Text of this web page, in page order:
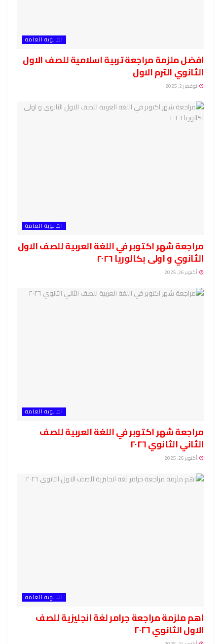
الثانوية العامة
افضل ملزمة مراجعة تربية اسلامية للصف الاول
الثانوي الترم الاول
نوفمبر 2, 2025
الثانوية العامة
مراجعة شهر اكتوبر في اللغة العربية للصف الاول
الثانوي و اولى بكالوريا ٢٠٢٦
أكتوبر 26, 2025
الثانوية العامة
مراجعة شهر اكتوبر في اللغة العربية للصف
الثاني الثانوي ٢٠٢٦
أكتوبر 26, 2025
الثانوية العامة
اهم ملزمة مراجعة جرامر لغة انجليزية للصف
الاول الثانوي ٢٠٢٦